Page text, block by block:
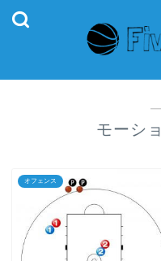
モーシ
オフェンス